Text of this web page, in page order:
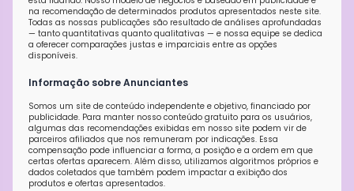
na recomendação de determinados produtos apresentados neste site.
Todas as nossas publicações são resultado de análises aprofundadas
— tanto quantitativas quanto qualitativas — e nossa equipe se dedica
a oferecer comparações justas e imparciais entre as opções
disponíveis.
Informação sobre Anunciantes
Somos um site de conteúdo independente e objetivo, financiado por
publicidade. Para manter nosso conteúdo gratuito para os usuários,
algumas das recomendações exibidas em nosso site podem vir de
parceiros afiliados que nos remuneram por indicações. Essa
compensação pode influenciar a forma, a posição e a ordem em que
certas ofertas aparecem. Além disso, utilizamos algoritmos próprios e
dados coletados que também podem impactar a exibição dos
produtos e ofertas apresentados.